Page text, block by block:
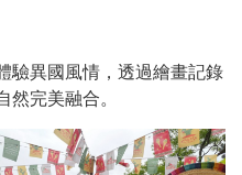
驗異國風情，透過繪畫記錄
完美融合。